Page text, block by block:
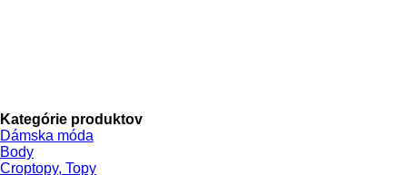
Kategórie produktov
Dámska móda
Body
Croptopy, Topy